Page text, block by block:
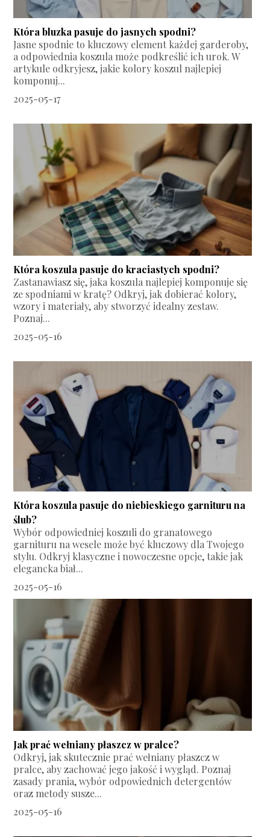
Która bluzka pasuje do jasnych spodni?
Jasne spodnie to kluczowy element każdej garderoby,
a odpowiednia koszula może podkreślić ich urok. W
artykule odkryjesz, jakie kolory koszul najlepiej
komponuj...
2025-05-17
Która koszula pasuje do kraciastych spodni?
Zastanawiasz się, jaka koszula najlepiej komponuje się
ze spodniami w kratę? Odkryj, jak dobierać kolory,
wzory i materiały, aby stworzyć idealny zestaw.
Poznaj...
2025-05-16
Która koszula pasuje do niebieskiego garnituru na
ślub?
Wybór odpowiedniej koszuli do granatowego
garnituru na wesele może być kluczowy dla Twojego
stylu. Odkryj klasyczne i nowoczesne opcje, takie jak
elegancka biał...
2025-05-16
Jak prać wełniany płaszcz w pralce?
Odkryj, jak skutecznie prać wełniany płaszcz w
pralce, aby zachować jego jakość i wygląd. Poznaj
zasady prania, wybór odpowiednich detergentów
oraz metody susze...
2025-05-16